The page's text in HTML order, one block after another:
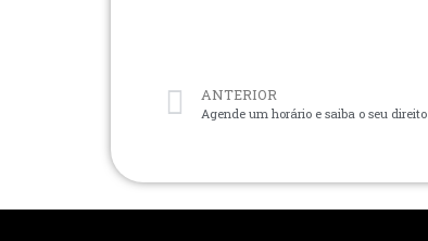
ANTERIOR
Agende um horário e saiba o seu direito